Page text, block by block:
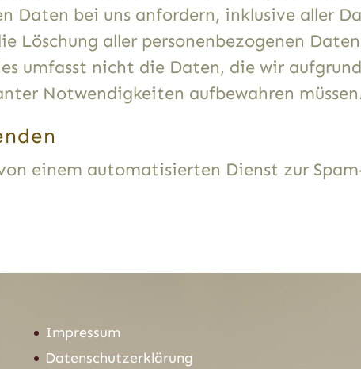
Daten bei uns anfordern, inklusive aller
Löschung aller personenbezogenen
umfasst nicht die Daten, die wir
Notwendigkeiten aufbewahren
einem automatisierten Dienst zur
Impressum
Datenschutzerklärung